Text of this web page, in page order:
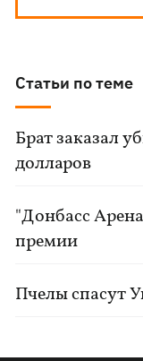
Статьи по теме
Брат заказал
долларов
"Донбасс
премии
Пчелы спасут